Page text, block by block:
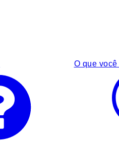
O que